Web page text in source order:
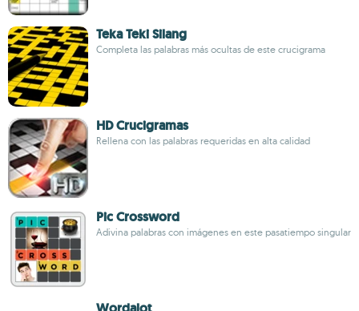
Teka Teki Silang
Completa las palabras más ocultas de este crucigrama
HD Crucigramas
Rellena con las palabras requeridas en alta calidad
Pic Crossword
Adivina palabras con imágenes en este pasatiempo singular